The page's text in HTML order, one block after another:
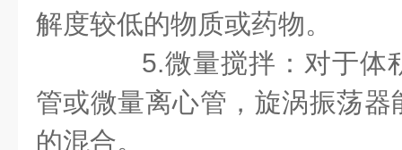
解度较低的物质或药物。
5.微量搅拌：对于体
管或微量离心管，旋涡振荡
的混合。